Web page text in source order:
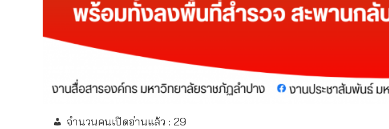
จำนวนคนเปิดอ่านแล้ว : 29